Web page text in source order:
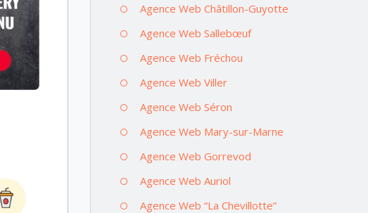
Agence Web Châtillon-Guyotte
Agence Web Sallebœuf
Agence Web Fréchou
Agence Web Viller
Agence Web Séron
Agence Web Mary-sur-Marne
Agence Web Gorrevod
Agence Web Auriol
Agence Web “La Chevillotte”